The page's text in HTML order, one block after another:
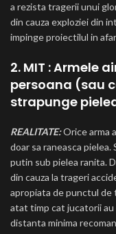
a rezista tragerii unui
din cauza exploziei din
impinge proiectilul in
2. MIT : Armele
persoana (sau
strapunge
REALITATE:Orice arma
doar sa raneasca pielea.
putin sub pielea ranita.
din cauza la trageri
apropiata de punctul
atat timp cat jucatorii au
distanta minima